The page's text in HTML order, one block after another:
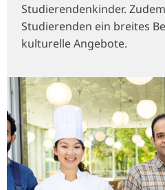
Studierendenkinder.
Studierenden ein breites
kulturelle Angebote.